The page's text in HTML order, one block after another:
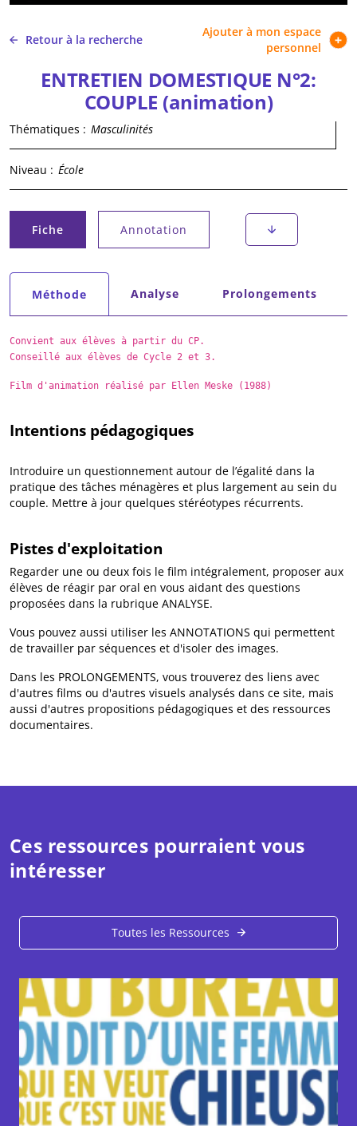
Retour à la recherche
Ajouter à mon espace
personnel
ENTRETIEN DOMESTIQUE N°2:
COUPLE (animation)
Thématiques : Masculinités
Niveau : École
Onglets principaux
Fiche
(onglet actif) Annotation
Onglets secondaires
Méthode
(onglet actif) Analyse Prolongements
Convient aux élèves à partir du CP.
Conseillé aux élèves de Cycle 2 et 3.
Film d'animation réalisé par Ellen Meske (1988)
Intentions pédagogiques
Introduire un questionnement autour de l’égalité dans la
pratique des tâches ménagères et plus largement au sein du
couple. Mettre à jour quelques stéréotypes récurrents.
Pistes d'exploitation
Regarder une ou deux fois le film intégralement, proposer aux
élèves de réagir par oral en vous aidant des questions
proposées dans la rubrique ANALYSE.
Vous pouvez aussi utiliser les ANNOTATIONS qui permettent
de travailler par séquences et d'isoler des images.
Dans les PROLONGEMENTS, vous trouverez des liens avec
d'autres films ou d'autres visuels analysés dans ce site, mais
aussi d'autres propositions pédagogiques et des ressources
documentaires.
Ces ressources pourraient vous
intéresser
Toutes les Ressources